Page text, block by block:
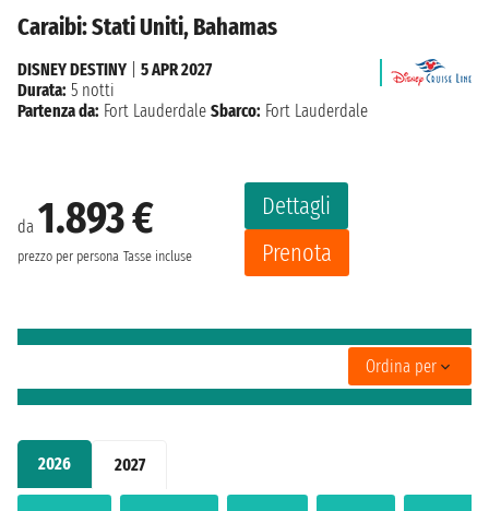
2026 2027
Caraibi: Stati Uniti, Bahamas
da 1.893 €
prezzo per persona Tasse incluse
Dettagli
Prenota
DISNEY DESTINY
5 APR 2027
Durata: 5 notti
Partenza da: Fort Lauderdale Sbarco: Fort Lauderdale
Ordina per